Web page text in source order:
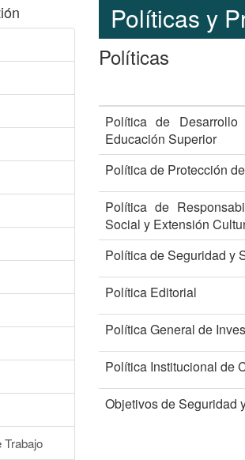
Trabajo
Políticas y
Políticas
Política de
Educación Superior
Política de Protección
Política de
Social y Extensión
Política de Seguridad y
Política Editorial
Política General de
Política Institucional de
Objetivos de Seguridad